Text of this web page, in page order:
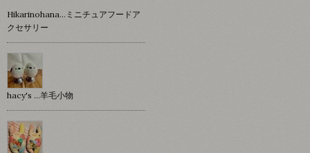
Hikarinohana…ミニチュアフードア
クセサリー
hacy's …羊毛小物